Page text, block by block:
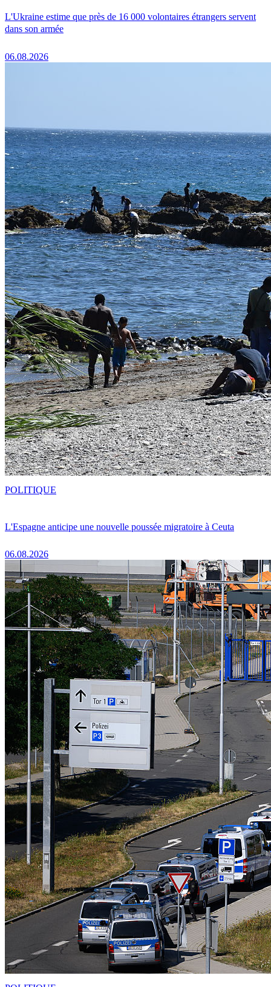
L'Ukraine estime que près de 16 000 volontaires étrangers servent
dans son armée
06.08.2026
L'Espagne anticipe une nouvelle poussée migratoire à Ceuta
06.08.2026
POLITIQUE